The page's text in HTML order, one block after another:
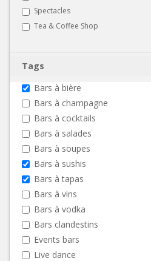
Spectacles
Tea & Coffee Shop
Tags
Bars à bière
Bars à champagne
Bars à cocktails
Bars à salades
Bars à soupes
Bars à sushis
Bars à tapas
Bars à vins
Bars à vodka
Bars clandestins
Events bars
Live dance